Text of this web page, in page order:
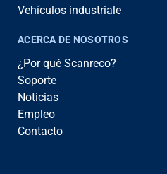
Vehículos industriale
ACERCA DE NOSOTROS
¿Por qué Scanreco?
Soporte
Noticias
Empleo
Contacto